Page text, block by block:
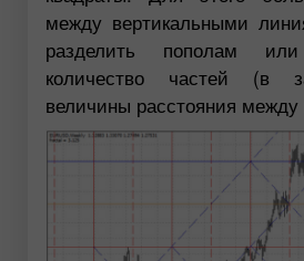
между вертикальными
разделить пополам
количество частей (в
величины расстояния